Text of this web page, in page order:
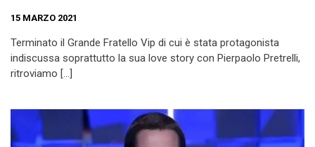
15 MARZO 2021
Terminato il Grande Fratello Vip di cui è stata protagonista
indiscussa soprattutto la sua love story con Pierpaolo Pretrelli,
ritroviamo […]